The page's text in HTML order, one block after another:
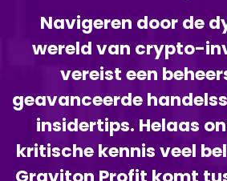
Navigeren door de
wereld van crypto-
vereist een
geavanceerde
insidertips. Helaas
kritische kennis veel